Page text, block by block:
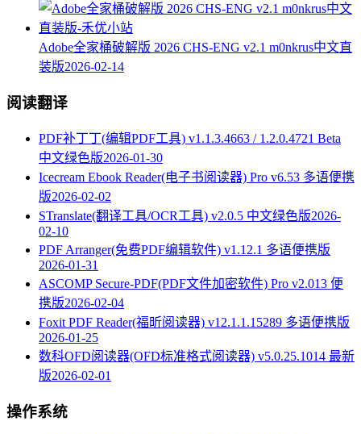
Adobe全家桶破解版 2026 CHS-ENG v2.1 m0nkrus中文直
装版2026-02-14
阅读翻译
PDF补丁丁(编辑PDF工具) v1.1.3.4663 / 1.2.0.4721 Beta
中文绿色版2026-01-30
Icecream Ebook Reader(电子书阅读器) Pro v6.53 多语便携
版2026-02-02
STranslate(翻译工具/OCR工具) v2.0.5 中文绿色版2026-
02-10
PDF Arranger(免费PDF编辑软件) v1.12.1 多语便携版
2026-01-31
ASCOMP Secure-PDF(PDF文件加密软件) Pro v2.013 便
携版2026-02-04
Foxit PDF Reader(福昕阅读器) v12.1.1.15289 多语便携版
2026-01-25
数科OFD阅读器(OFD标准格式阅读器) v5.0.25.1014 最新
版2026-02-01
操作系统